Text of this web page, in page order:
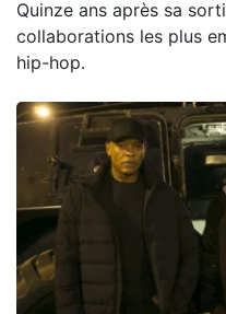
Quinze ans après sa
collaborations les plus
hip-hop.